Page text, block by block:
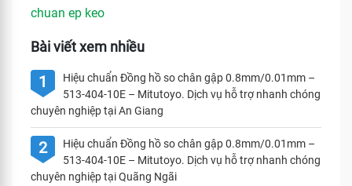
chuan ep keo
Bài viết xem nhiều
1
Hiệu chuẩn Đồng hồ so chân gập 0.8mm/0.01mm –
513-404-10E – Mitutoyo. Dịch vụ hỗ trợ nhanh chóng
chuyên nghiệp tại An Giang
2
Hiệu chuẩn Đồng hồ so chân gập 0.8mm/0.01mm –
513-404-10E – Mitutoyo. Dịch vụ hỗ trợ nhanh chóng
chuyên nghiệp tại Quãng Ngãi